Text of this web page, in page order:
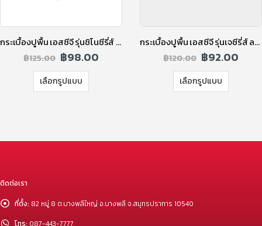
กระเบื้องปูพื้น เอสซีจี รุ่นชิโนซีรี่ส์ ลายSino-Sun (ชิโนซัน) สีแดง
฿125.00 ฿98.00
เลือกรูปแบบ
กระเบื้องปูพื้น เอสซีจี รุ่นเจซีรี่ส์ ลาย Tokyo-S (โตเกียว) สีดำ
฿120.00 ฿92.00
เลือกรูปแบบ
ติดต่อเรา
ที่ตั้ง: 82 หมู่ 8 ต.บางพลีใหญ่ อ.บางพลี จ.สมุทรปราการ 10540
โทร: 087-443-7777